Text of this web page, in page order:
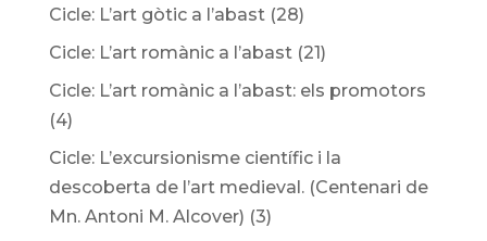
Cicle: L’art gòtic a l’abast(28)
Cicle: L’art romànic a l’abast(21)
Cicle: L’art romànic a l’abast: els promotors
(4)
Cicle: L’excursionisme científic i la
descoberta de l’art medieval. (Centenari de
Mn. Antoni M. Alcover) (3)